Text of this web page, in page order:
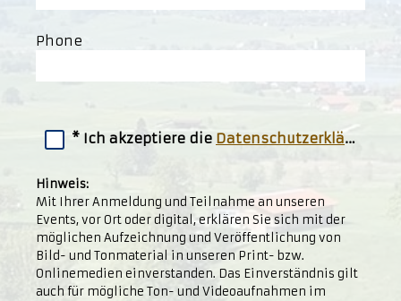
Phone
Ich akzeptiere die Datenschutzerklärung
Hinweis:
Mit Ihrer Anmeldung und Teilnahme an unseren
Events, vor Ort oder digital, erklären Sie sich mit der
möglichen Aufzeichnung und Veröffentlichung von
Bild- und Tonmaterial in unseren Print- bzw.
Onlinemedien einverstanden. Das Einverständnis gilt
auch für mögliche Ton- und Videoaufnahmen im